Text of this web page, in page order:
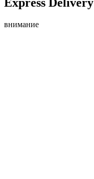
внимание